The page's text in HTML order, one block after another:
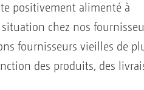
positivement alimenté à
chez nos
fournisseurs vieilles de
des produits, des